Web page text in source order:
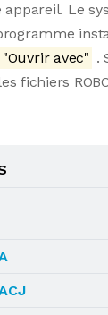
Le
"Ouvrir avec" .
fichiers